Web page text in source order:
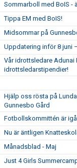
Sommarboll med BoIS -
Tippa EM med BoIS!
Midsommar på
Uppdatering inför 8 juni
Vår idrottsledare Adunai
idrottsledarstipendier!
Hjälp oss rösta på
Gunnesbo Gård
Fotbollskommittén är
Nu är äntligen
Månadsblad - Maj
Just 4 Girls